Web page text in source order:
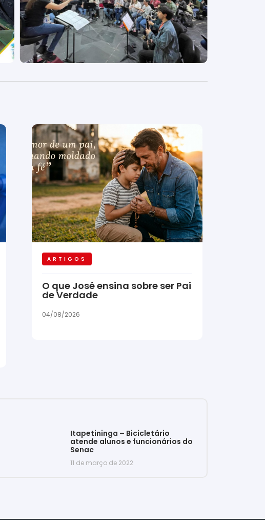
ARTIGOS
O que José ensina sobre ser Pai
de Verdade
04/08/2026
Itapetininga – Bicicletário
atende alunos e funcionários do
Senac
11 de março de 2022